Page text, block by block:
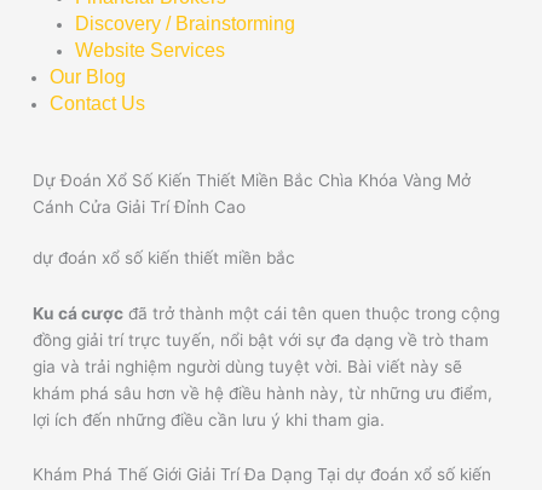
Discovery / Brainstorming
Website Services
Our Blog
Contact Us
Dự Đoán Xổ Số Kiến Thiết Miền Bắc Chìa Khóa Vàng Mở
Cánh Cửa Giải Trí Đỉnh Cao
dự đoán xổ số kiến thiết miền bắc
Ku cá cược đã trở thành một cái tên quen thuộc trong cộng
đồng giải trí trực tuyến, nổi bật với sự đa dạng về trò tham
gia và trải nghiệm người dùng tuyệt vời. Bài viết này sẽ
khám phá sâu hơn về hệ điều hành này, từ những ưu điểm,
lợi ích đến những điều cần lưu ý khi tham gia.
Khám Phá Thế Giới Giải Trí Đa Dạng Tại dự đoán xổ số kiến